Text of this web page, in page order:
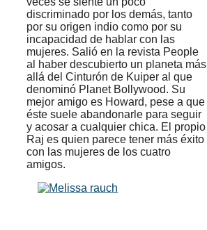
discriminado por los demás, tanto
por su origen indio como por su
incapacidad de hablar con las
mujeres. Salió en la revista People
al haber descubierto un planeta más
allá del Cinturón de Kuiper al que
denominó Planet Bollywood. Su
mejor amigo es Howard, pese a que
éste suele abandonarle para seguir
y acosar a cualquier chica. El propio
Raj es quien parece tener más éxito
con las mujeres de los cuatro
amigos.